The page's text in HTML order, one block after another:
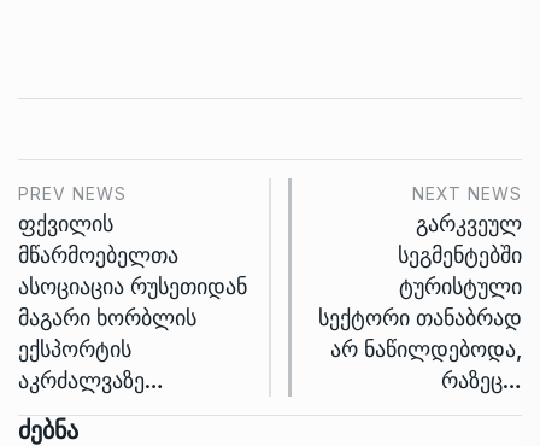
PREV NEWS
ფქვილის
მწარმოებელთა
ასოციაცია რუსეთიდან
მაგარი ხორბლის
ექსპორტის
აკრძალვაზე…
NEXT NEWS
გარკვეულ
სეგმენტებში
ტურისტული
სექტორი თანაბრად
არ ნაწილდებოდა,
რაზეც…
Ძებნა